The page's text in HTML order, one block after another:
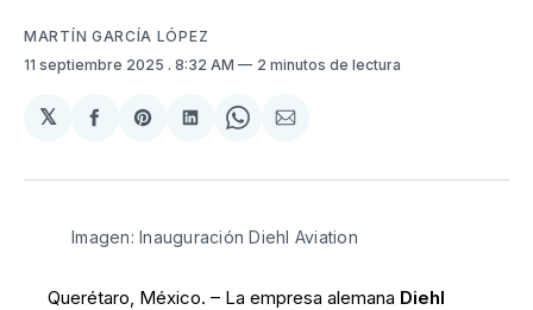
MARTÍN GARCÍA LÓPEZ
11 septiembre 2025 . 8:32 AM 2 minutos de lectura
𝕏
Compartir
Facebook
Share
Pinterest
Compartir
LinkedIn
Share
WhatsApp
Compartir
Email
Imagen: Inauguración Diehl Aviation
Querétaro, México. – La empresa alemana Diehl